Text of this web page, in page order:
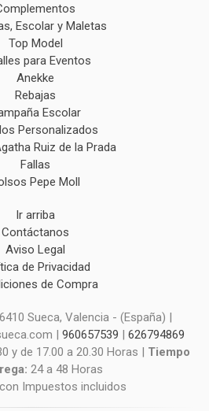
Escolar y Maletas
Top Model
para Eventos
Anekke
Rebajas
Escolar
Personalizados
Ruiz de la Prada
Fallas
Pepe Moll
Ir arriba
Contáctanos
Aviso Legal
de Privacidad
de Compra
Sueca, Valencia - (España) |
| 960657539 | 626794869
y de 17.00 a 20.30 Horas | Tiempo
24 a 48 Horas
Impuestos incluidos